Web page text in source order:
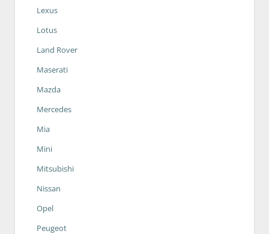
Lexus
Lotus
Land Rover
Maserati
Mazda
Mercedes
Mia
Mini
Mitsubishi
Nissan
Opel
Peugeot